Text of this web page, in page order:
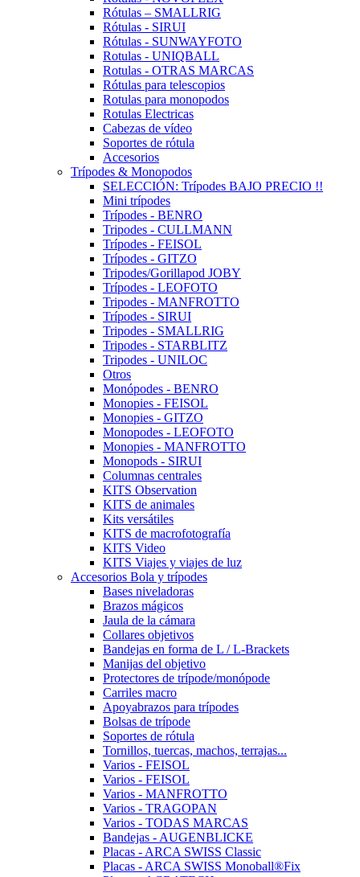
Rótulas – SMALLRIG
Rótulas - SIRUI
Rótulas - SUNWAYFOTO
Rotulas - UNIQBALL
Rotulas - OTRAS MARCAS
Rótulas para telescopios
Rotulas para monopodos
Rotulas Electricas
Cabezas de vídeo
Soportes de rótula
Accesorios
Trípodes & Monopodos
SELECCIÓN: Trípodes BAJO PRECIO !!
Mini trípodes
Trípodes - BENRO
Tripodes - CULLMANN
Trípodes - FEISOL
Trípodes - GITZO
Tripodes/Gorillapod JOBY
Trípodes - LEOFOTO
Tripodes - MANFROTTO
Trípodes - SIRUI
Tripodes - SMALLRIG
Tripodes - STARBLITZ
Tripodes - UNILOC
Otros
Monópodes - BENRO
Monopies - FEISOL
Monopies - GITZO
Monopodes - LEOFOTO
Monopies - MANFROTTO
Monopods - SIRUI
Columnas centrales
KITS Observation
KITS de animales
Kits versátiles
KITS de macrofotografía
KITS Video
KITS Viajes y viajes de luz
Accesorios Bola y trípodes
Bases niveladoras
Brazos mágicos
Jaula de la cámara
Collares objetivos
Bandejas en forma de L / L-Brackets
Manijas del objetivo
Protectores de trípode/monópode
Carriles macro
Apoyabrazos para trípodes
Bolsas de trípode
Soportes de rótula
Tornillos, tuercas, machos, terrajas...
Varios - FEISOL
Varios - FEISOL
Varios - MANFROTTO
Varios - TRAGOPAN
Varios - TODAS MARCAS
Bandejas - AUGENBLICKE
Placas - ARCA SWISS Classic
Placas - ARCA SWISS Monoball®Fix